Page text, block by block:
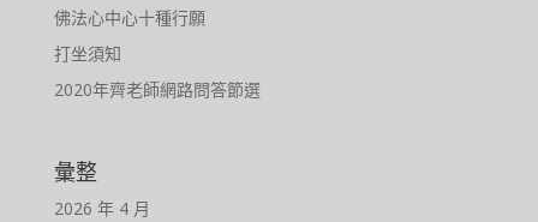
佛法心中心十種行願
打坐須知
2020年齊老師網路問答節選
彙整
2026 年 4 月